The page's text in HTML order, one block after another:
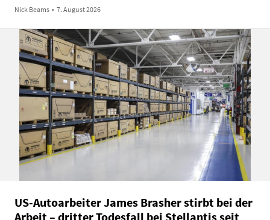
Nick Beams • 7. August 2026
US-Autoarbeiter James Brasher stirbt bei der
Arbeit – dritter Todesfall bei Stellantis seit